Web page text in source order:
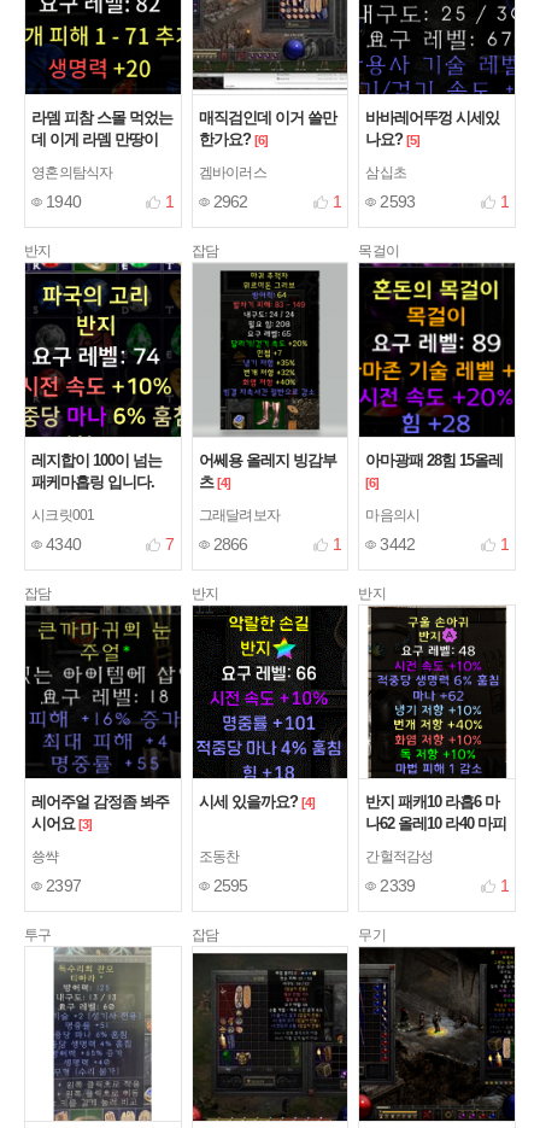
라뎀 피참 스몰 먹었는
데 이게 라뎀 만땅이
영혼의탐식자
1940 1
매직검인데 이거 쓸만
한가요? [6]
겜바이러스
2962 1
바바레어뚜껑 시세있
나요? [5]
삼십초
2593 1
반지
레지합이 100이 넘는
패케마흡링 입니다.
시크릿001
4340 7
잡담
어쎄용 올레지 빙감부
츠 [4]
그래달려보자
2866 1
목걸이
아마광패 28힘 15올레
[6]
마음의시
3442 1
잡담
레어주얼 감정좀 봐주
시어요 [3]
쑝쌱
2397
반지
시세 있을까요? [4]
조동찬
2595
반지
반지 패캐10 라흡6 마
나62 올레10 라40 마피
간헐적감성
2339 1
투구 잡담 무기